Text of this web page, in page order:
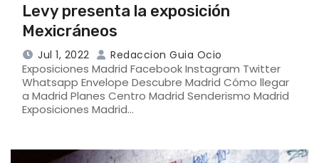
Levy presenta la exposición
Mexicráneos
Jul 1, 2022 Redaccion Guia Ocio
Exposiciones Madrid Facebook Instagram Twitter
Whatsapp Envelope Descubre Madrid Cómo llegar
a Madrid Planes Centro Madrid Senderismo Madrid
Exposiciones Madrid…